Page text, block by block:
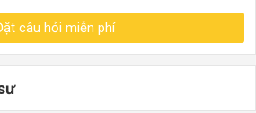
câu hỏi miễn phí